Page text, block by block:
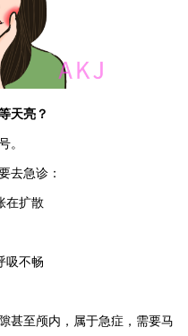
天亮？
。
去急诊：
在扩散
吸不畅
甚至颅内，属于急症，需要马